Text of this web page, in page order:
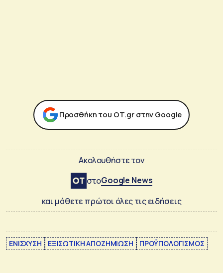
Προσθήκη του ΟΤ.gr στην Google
Ακολουθήστε τον
στοGoogle News
και μάθετε πρώτοι όλες τις ειδήσεις
ΕΝΙΣΧΥΣΗ ΕΞΙΣΩΤΙΚΗ ΑΠΟΖΗΜΙΩΣΗ ΠΡΟΫΠΟΛΟΓΙΣΜΟΣ